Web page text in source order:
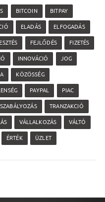
BITCOIN BITPAY
ELADÁS ELFOGADÁS
FEJLŐDÉS FIZETÉS
INNOVÁCIÓ JOG
KÖZÖSSÉG
PAYPAL PIAC
SZABÁLYOZÁS TRANZAKCIÓ
VÁLLALKOZÁS VÁLTÓ
ÉRTÉK ÜZLET